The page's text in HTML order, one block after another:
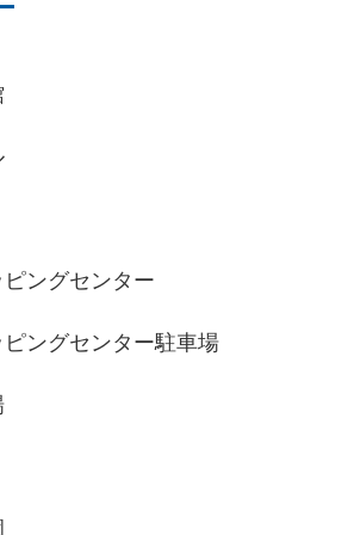
ングセンター
ングセンター駐車場